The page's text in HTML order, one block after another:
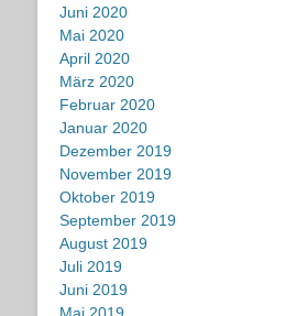
Juni 2020
Mai 2020
April 2020
März 2020
Februar 2020
Januar 2020
Dezember 2019
November 2019
Oktober 2019
September 2019
August 2019
Juli 2019
Juni 2019